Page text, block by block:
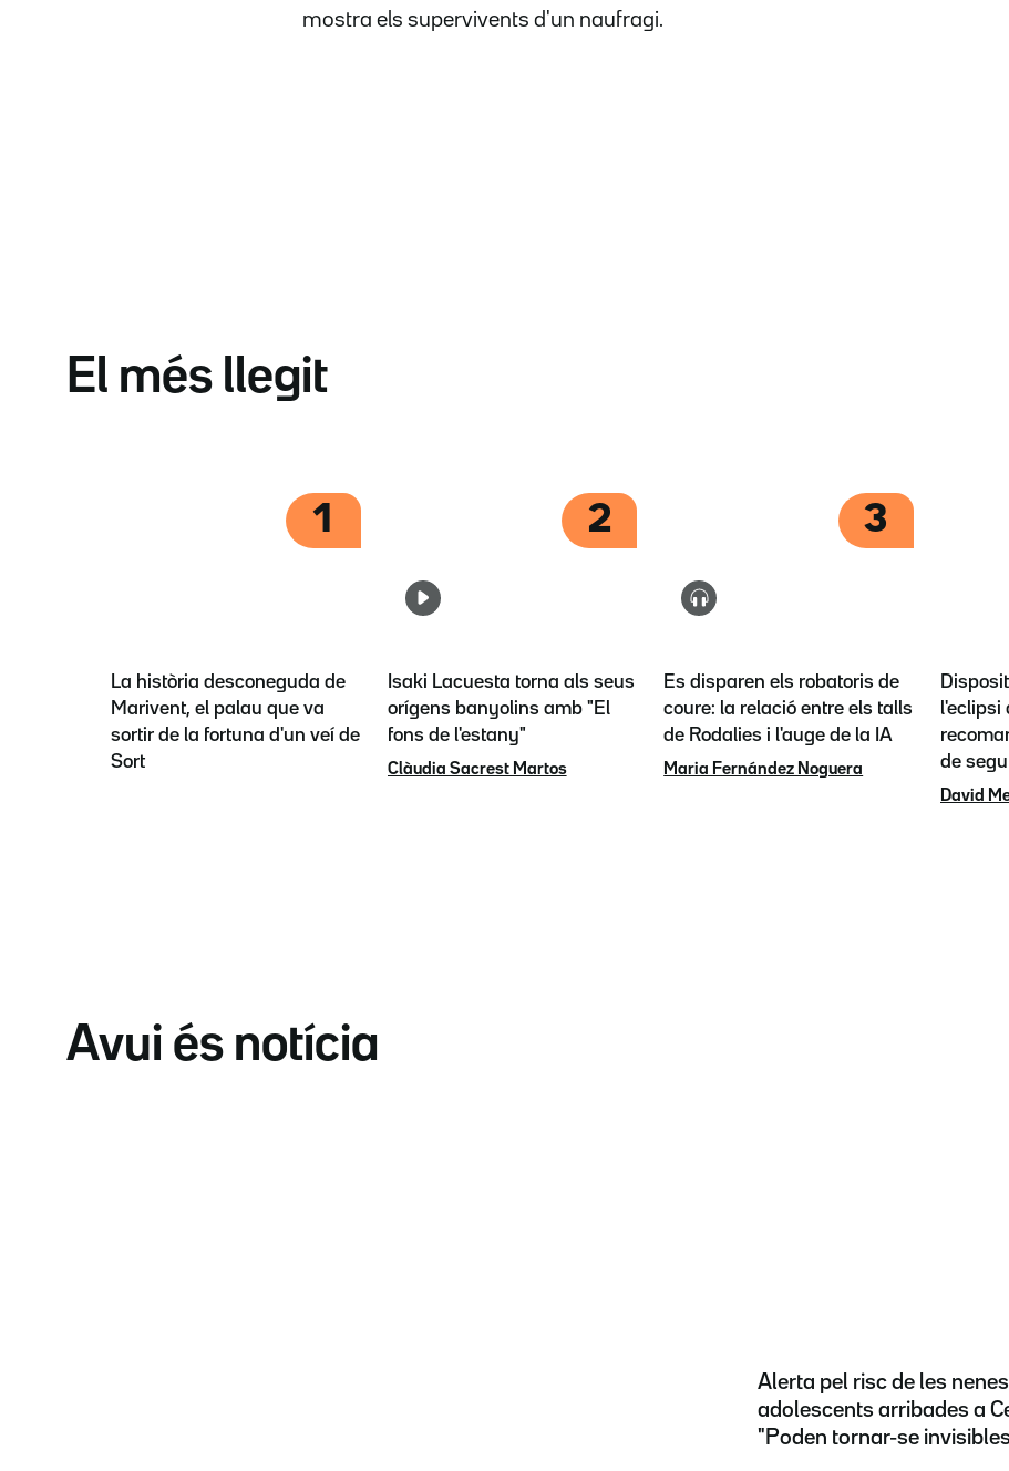
mostra els supervivents d'un naufragi.
El més llegit
1
La història desconeguda de
Marivent, el palau que va
sortir de la fortuna d'un veí de
Sort
2
Isaki Lacuesta torna als seus
orígens banyolins amb "El
fons de l'estany"
Clàudia Sacrest Martos
3
Es disparen els robatoris de
coure: la relació entre els talls
de Rodalies i l'auge de la IA
Maria Fernández Noguera
l'eclipsi
de
David
Avui és notícia
Alerta pel risc de les
adolescents arribades a
"Poden tornar-se